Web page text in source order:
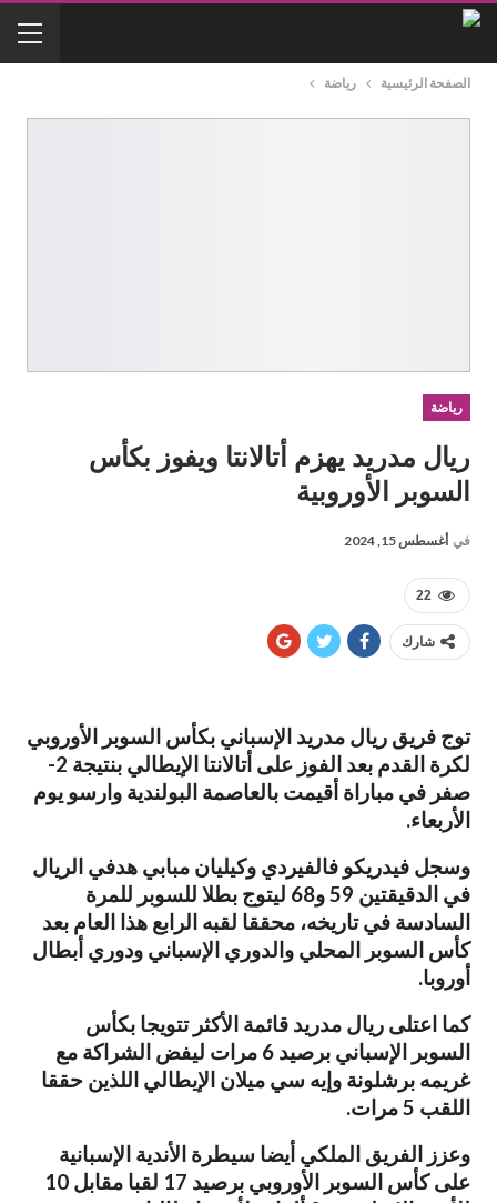
الصفحة الرئيسية رياضة
رياضة
ريال مدريد يهزم أتالانتا ويفوز بكأس
السوبر الأوروبية
في أغسطس 15, 2024
22
شارك
توج فريق ريال مدريد الإسباني بكأس السوبر الأوروبي
لكرة القدم بعد الفوز على أتالانتا الإيطالي بنتيجة 2-
صفر في مباراة أقيمت بالعاصمة البولندية وارسو يوم
الأربعاء.
وسجل فيدريكو فالفيردي وكيليان مبابي هدفي الريال
في الدقيقتين 59 و68 ليتوج بطلا للسوبر للمرة
السادسة في تاريخه، محققا لقبه الرابع هذا العام بعد
كأس السوبر المحلي والدوري الإسباني ودوري أبطال
أوروبا.
كما اعتلى ريال مدريد قائمة الأكثر تتويجا بكأس
السوبر الإسباني برصيد 6 مرات ليفض الشراكة مع
غريمه برشلونة وإيه سي ميلان الإيطالي اللذين حققا
اللقب 5 مرات.
وعزز الفريق الملكي أيضا سيطرة الأندية الإسبانية
على كأس السوبر الأوروبي برصيد 17 لقبا مقابل 10